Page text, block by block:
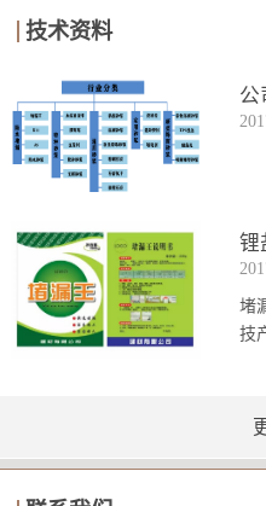
技术资料
公
锂
堵
技
通